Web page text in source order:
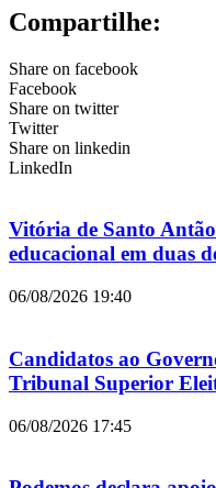
Compartilhe:
Share on facebook
Facebook
Share on twitter
Twitter
Share on linkedin
LinkedIn
Vitória de Santo
educacional em duas
06/08/2026 19:40
Candidatos ao
Tribunal Superior
06/08/2026 17:45